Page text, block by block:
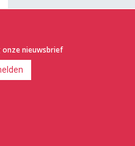
onze nieuwsbrief